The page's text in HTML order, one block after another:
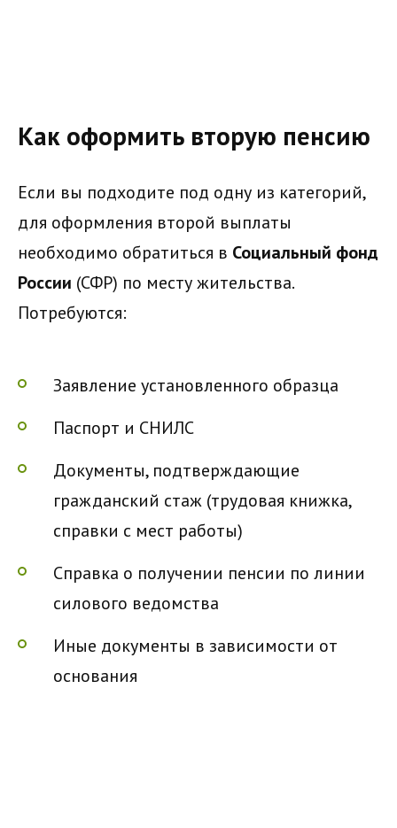
Как оформить вторую пенсию
Если вы подходите под одну из категорий,
для оформления второй выплаты
необходимо обратиться в Социальный фонд
России (СФР) по месту жительства.
Потребуются:
Заявление установленного образца
Паспорт и СНИЛС
Документы, подтверждающие
гражданский стаж (трудовая книжка,
справки с мест работы)
Справка о получении пенсии по линии
силового ведомства
Иные документы в зависимости от
основания